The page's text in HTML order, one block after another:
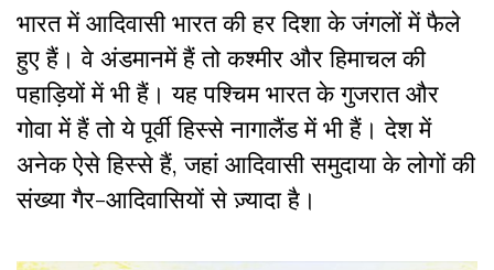
भारत में आदिवासी भारत की हर दिशा के जंगलों में फैले
हुए हैं । वे अंडमानमें हैं तो कश्मीर और हिमाचल की
पहाड़ियों में भी हैं । यह पश्चिम भारत के गुजरात और
गोवा में हैं तो ये पूर्वी हिस्से नागालैंड में भी हैं । देश में
अनेक ऐसे हिस्से हैं, जहां आदिवासी समुदाया के लोगों की
संख्या गैर-आदिवासियों से ज़्यादा है।